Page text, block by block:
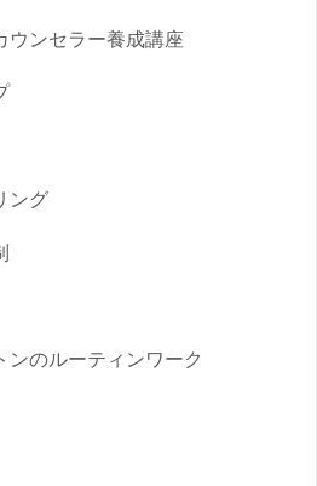
ウンセラー養成講座
ング
ンのルーティンワーク